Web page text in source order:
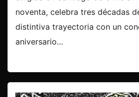
noventa, celebra tres décadas
distintiva trayectoria con un
aniversario…